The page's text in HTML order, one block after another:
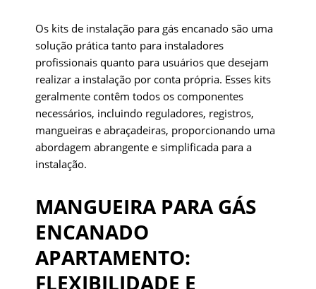
Os kits de instalação para gás encanado são uma
solução prática tanto para instaladores
profissionais quanto para usuários que desejam
realizar a instalação por conta própria. Esses kits
geralmente contêm todos os componentes
necessários, incluindo reguladores, registros,
mangueiras e abraçadeiras, proporcionando uma
abordagem abrangente e simplificada para a
instalação.
MANGUEIRA PARA GÁS
ENCANADO
APARTAMENTO:
FLEXIBILIDADE E